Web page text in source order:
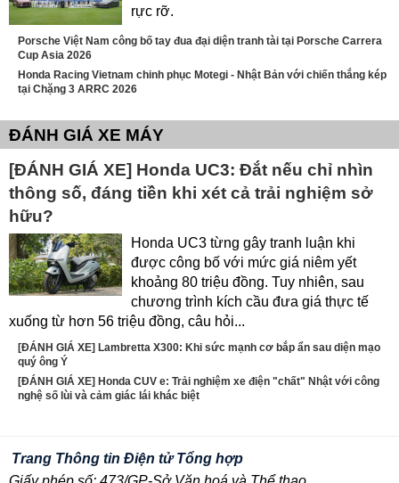
rực rỡ.
Porsche Việt Nam công bố tay đua đại diện tranh tài tại Porsche Carrera
Cup Asia 2026
Honda Racing Vietnam chinh phục Motegi - Nhật Bản với chiến thắng kép
tại Chặng 3 ARRC 2026
ĐÁNH GIÁ XE MÁY
[ĐÁNH GIÁ XE] Honda UC3: Đắt nếu chỉ nhìn
thông số, đáng tiền khi xét cả trải nghiệm sở
hữu?
Honda UC3 từng gây tranh luận khi
được công bố với mức giá niêm yết
khoảng 80 triệu đồng. Tuy nhiên, sau
chương trình kích cầu đưa giá thực tế
xuống từ hơn 56 triệu đồng, câu hỏi...
[ĐÁNH GIÁ XE] Lambretta X300: Khi sức mạnh cơ bắp ẩn sau diện mạo
quý ông Ý
[ĐÁNH GIÁ XE] Honda CUV e: Trải nghiệm xe điện "chất" Nhật với công
nghệ số lùi và cảm giác lái khác biệt
Trang Thông tin Điện tử Tổng hợp